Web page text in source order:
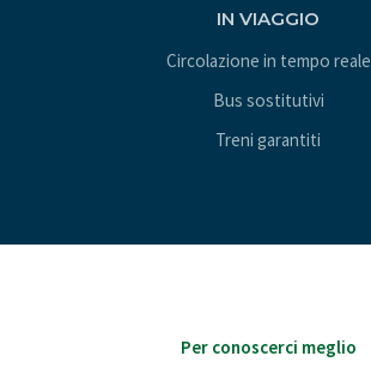
IN VIAGGIO
Circolazione in tempo reale
Bus sostitutivi
Treni garantiti
Per conoscerci meglio